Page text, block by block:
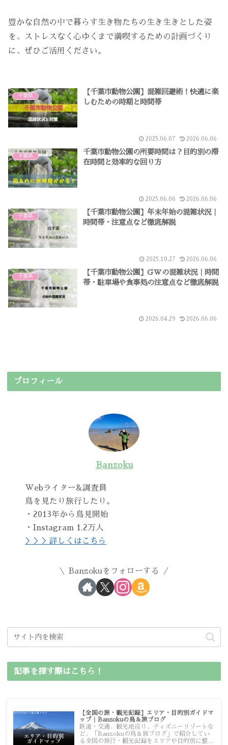
豊かな自然の中で暮らす生き物たちの生き生きとした姿
を、ストレスなく心ゆくまで満喫するための計画づくり
に、ぜひご活用ください。
千葉県
【千葉市動物公園】混雑回避術！快適に楽
しむための時期と時間帯
2025.06.07 2026.06.06
千葉県
千葉市動物公園の所要時間は？目的別の滞
在時間と効率的な回り方
2025.06.06 2026.06.06
千葉県
【千葉市動物公園】年末年始の混雑状況｜
時間帯・注意点など徹底解説
2025.10.27 2026.06.06
千葉県
【千葉市動物公園】GWの混雑状況｜時間
帯・駐車場や食事処の注意点など徹底解説
2026.04.29 2026.06.06
プロフィール
Banzoku
Webライター&調査員
鳥を見たり旅行したり。
・2013年から鳥見開始
・Instagram 1.2万人
＞＞＞詳しくはこちら
Banzokuをフォローする
記事を探す際はこちら！
【全国の旅・観光記録】エリア・目的別ガイドマ
ップ｜Banzokuの鳥＆旅ブログ
鉄道・交通、観光地巡り、ディズニーリゾートな
ど、「Banzokuの鳥＆旅ブログ」で紹介してい
る全国の旅行・観光記録をエリアや目的別に整理